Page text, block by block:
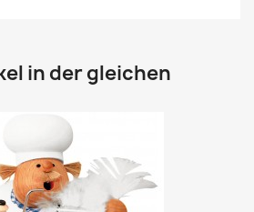
in der gleichen